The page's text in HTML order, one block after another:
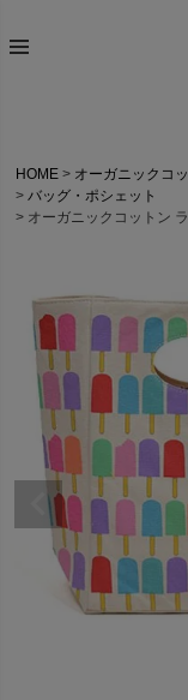
HOME オーガニックコ
バッグ・ポシェット
オーガニックコットン